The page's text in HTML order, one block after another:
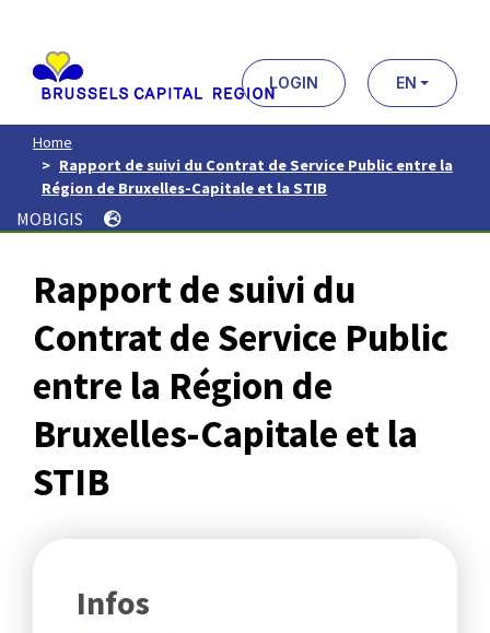
contenu
principal
LOGIN EN
Home
Rapport de suivi du Contrat de Service Public entre la
Région de Bruxelles-Capitale et la STIB
MOBIGIS
Rapport de suivi du
Contrat de Service Public
entre la Région de
Bruxelles-Capitale et la
STIB
Infos